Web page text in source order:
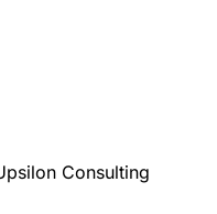
Consulting